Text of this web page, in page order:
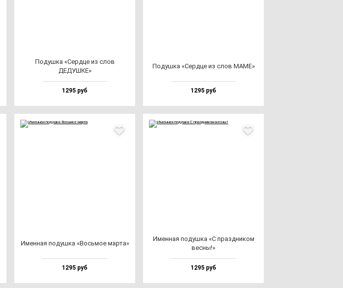
Подуш­ка «Сер­дце из слов
ДЕДУШКЕ»
1295 руб
Подуш­ка «Сер­дце из слов МАМЕ»
1295 руб
Имен­ная по­душ­ка «Вось­мое мар­та»
1295 руб
Имен­ная по­душ­ка «С праз­дни­ком
вес­ны!»
1295 руб